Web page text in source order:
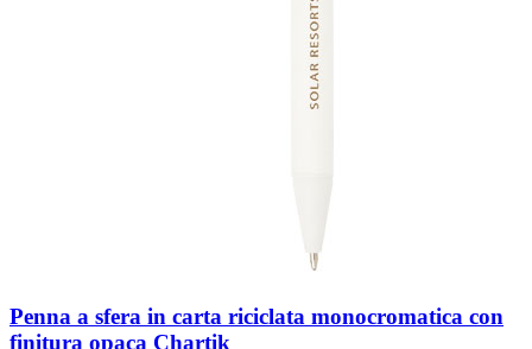
Penna a sfera in carta riciclata monocromatica con
finitura opaca Chartik